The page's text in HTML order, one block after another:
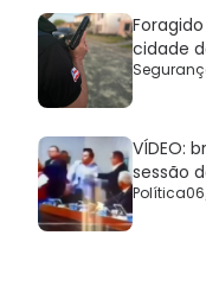
cidade
VÍDEO:
sessão
Política